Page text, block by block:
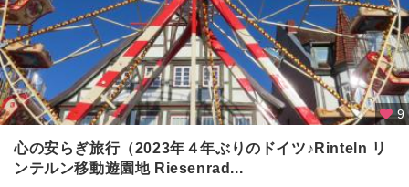
キ
ー
ル
ギ
ー
ン
ゲ
ン
9
心の安らぎ旅行（2023年４年ぶりのドイツ♪Rinteln リ
ンテルン移動遊園地 Riesenrad...